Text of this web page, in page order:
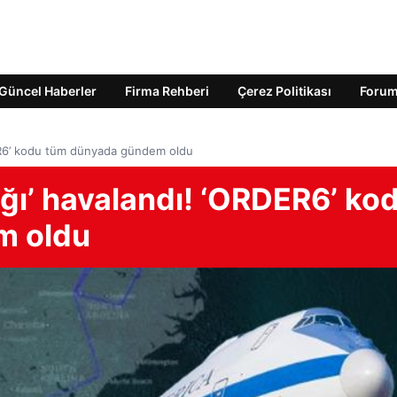
Haberler Firma Rehberi Çerez Politikası
kodu tüm dünyada gündem oldu
havalandı! ‘ORDER6’
oldu